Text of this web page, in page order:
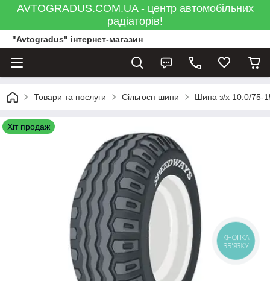
AVTOGRADUS.COM.UA - центр автомобільних
радіаторів!
"Avtogradus" інтернет-магазин
Товари та послуги Сільгосп шини Шина з/х 10.0/75-
Хіт продаж
КНОПКА
ЗВ'ЯЗКУ